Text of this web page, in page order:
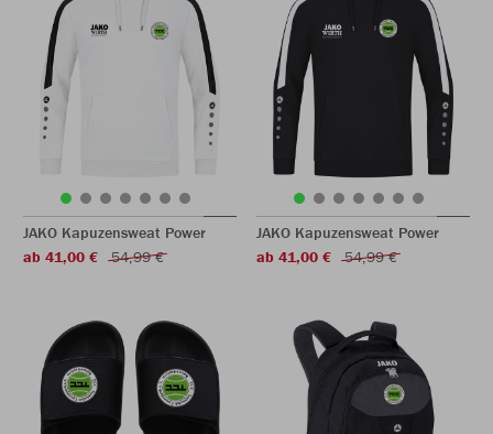
JAKO Kapuzensweat Power
ab 41,00 €
54,99 €
JAKO Kapuzensweat Power
ab 41,00 €
54,99 €